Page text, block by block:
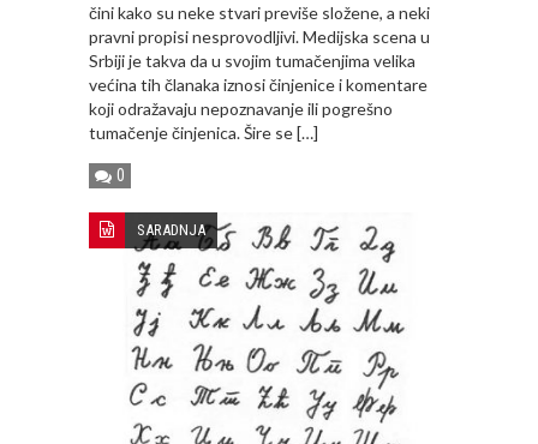
čini kako su neke stvari previše složene, a neki
pravni propisi nesprovodljivi. Medijska scena u
Srbiji je takva da u svojim tumačenjima velika
većina tih članaka iznosi činjenice i komentare
koji odražavaju nepoznavanje ili pogrešno
tumačenje činjenica. Šire se […]
0
SARADNJA